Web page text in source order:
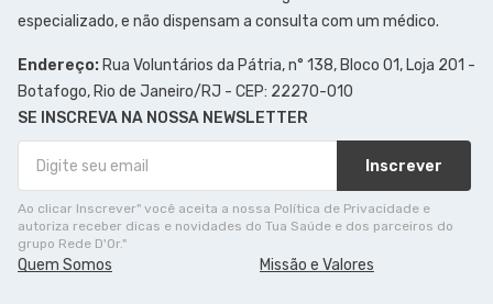
especializado, e não dispensam a consulta com um médico.
Endereço:Rua Voluntários da Pátria, n° 138, Bloco 01, Loja 201 -
Botafogo, Rio de Janeiro/RJ - CEP: 22270-010
SE INSCREVA NA NOSSA NEWSLETTER
Inscrever
Ao clicar Inscrever" você aceita a nossa Política de Privacidade e
autoriza receber dicas e novidades do Tua Saúde e dos parceiros do
grupo Rede D'Or."
Quem Somos Missão e Valores